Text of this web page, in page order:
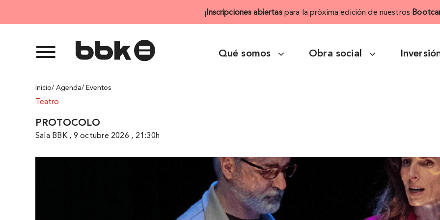
¡ Inscripciones abiertaspara la próxima edición de nuestros
Qué somos Obra social
Inicio/ Agenda/ Eventos
Teatro
PROTOCOLO
Sala BBK , 9 octubre 2026 , 21:30h